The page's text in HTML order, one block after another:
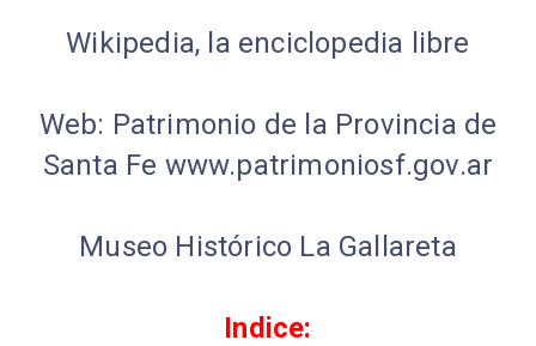
Wikipedia, la enciclopedia libre
Web: Patrimonio de la Provincia de
Santa Fe www.patrimoniosf.gov.ar
Museo Histórico La Gallareta
Indice: